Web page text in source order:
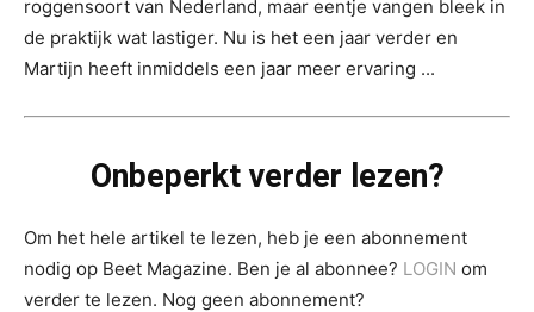
roggensoort van Nederland, maar eentje vangen bleek in
de praktijk wat lastiger. Nu is het een jaar verder en
Martijn heeft inmiddels een jaar meer ervaring ...
Onbeperkt verder lezen?
Om het hele artikel te lezen, heb je een abonnement
nodig op Beet Magazine. Ben je al abonnee? LOGIN om
verder te lezen. Nog geen abonnement?